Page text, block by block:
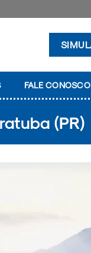
FALE CONOSCO
(PR)